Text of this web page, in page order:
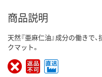
商品説明
天然『亜麻仁油』成分の働きで
クマット。